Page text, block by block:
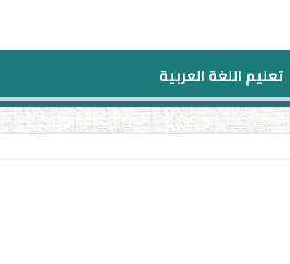
تعليم اللغة العربية